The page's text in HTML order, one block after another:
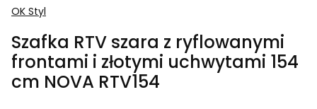
OK Styl
Szafka RTV szara z ryflowanymi
frontami i złotymi uchwytami 154
cm NOVA RTV154